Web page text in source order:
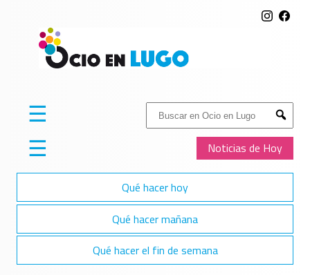
Buscar:
Submit
Noticias de Hoy
☰
☰
Qué hacer hoy
Qué hacer mañana
Qué hacer el fin de semana